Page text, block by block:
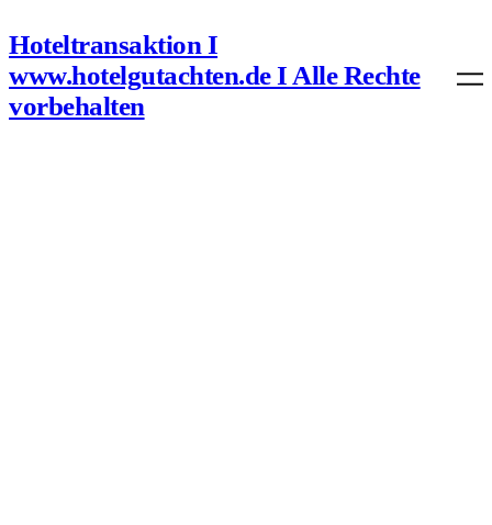
zum
Inhalt
wechseln
Hoteltransaktion I
www.hotelgutachten.de I Alle Rechte
vorbehalten